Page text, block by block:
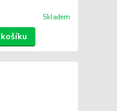
Skladem